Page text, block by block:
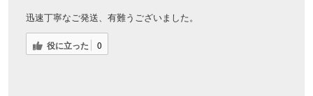
迅速丁寧なご発送、有難うございました。
役に立った 0